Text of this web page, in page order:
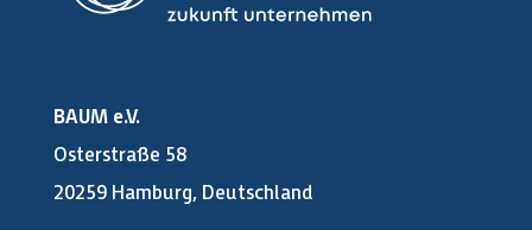
BAUM e.V.
Osterstraße 58
20259 Hamburg, Deutschland